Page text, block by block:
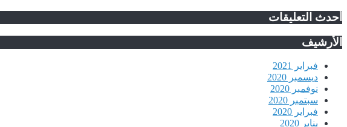
أحدث التعليقات
الأرشيف
فبراير 2021
ديسمبر 2020
نوفمبر 2020
سبتمبر 2020
فبراير 2020
يناير 2020